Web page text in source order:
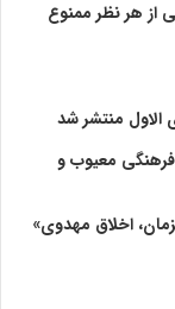
از هر نظر ممنوع
الاول منتشر شد
معیوب و
اخلاق مهدوی»